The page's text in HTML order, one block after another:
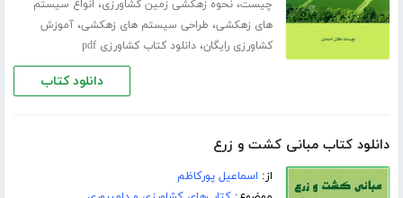
چیست،نحوه زهکشی زمین کشاورزی، انواع سیستم
های زهکشی، طراحی سیستم های زهکشی،آموزش
کشاورزی رایگان،دانلود کتاب کشاورزی pdf
دانلود کتاب
دانلود کتاب مبانی کشت و زرع
از: اسماعیل پورکاظم